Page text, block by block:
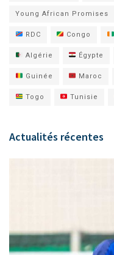
Young African Promises
RDC Congo
Algérie Égypte
Guinée Maroc
Togo Tunisie
Actualités récentes